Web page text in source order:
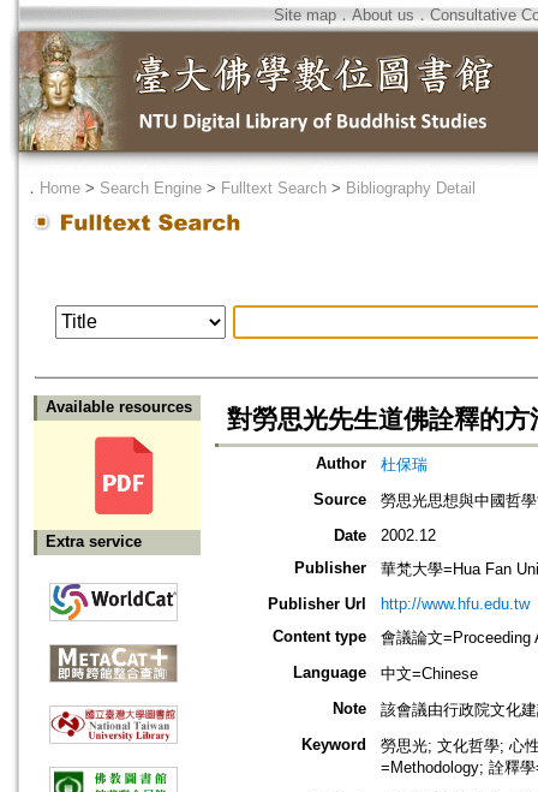
Site map．About us ． Consultative
． Home > Search Engine > Fulltext Search > Bibliography Detail
Available resources
Extra service
對勞思光先生道佛詮釋的
Author
杜保瑞
Source
勞思光思想與中國哲
Date
2002.12
Publisher
華梵大學=Hua Fan
Publisher Url
http://www.hfu.edu.tw
Content type
會議論文=Proceeding
Language
中文=Chinese
Note
該會議由行政院文化
Keyword
勞思光; 文化哲學; 心
=Methodology; 詮釋